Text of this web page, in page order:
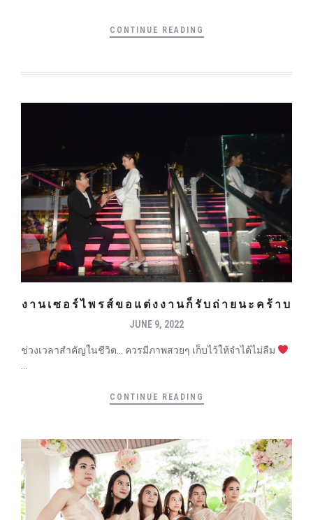
CONTINUE READING
งานเซอร์ไพรส์ขอแต่งงานก็รับถ่ายนะคร้าบ
JUNE 9, 2022
ช่วงเวลาสำคัญในชีวิต… ควรมีภาพสวยๆ เก็บไว้ให้จำได้ไม่ลืม
CONTINUE READING